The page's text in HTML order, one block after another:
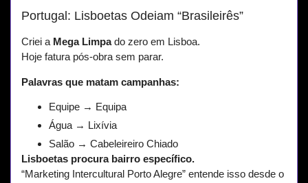
Portugal: Lisboetas Odeiam “Brasileirês”
Criei a Mega Limpado zero em Lisboa.
Hoje fatura pós-obra sem parar.
Palavras que matam campanhas:
Equipe → Equipa
Água → Lixívia
Salão → Cabeleireiro Chiado
Lisboetas procura bairro específico.
“Marketing Intercultural Porto Alegre” entende isso desde o